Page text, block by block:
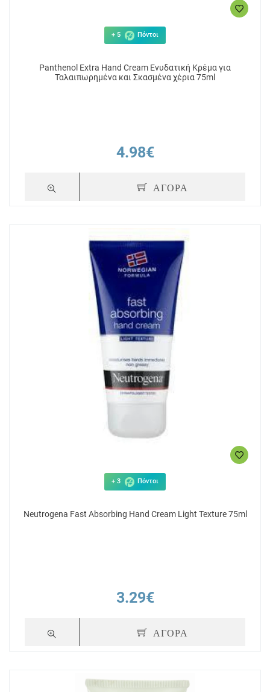
+ 5 Πόντοι
Panthenol Extra Hand Cream Ενυδατική Κρέμα για
Ταλαιπωρημένα και Σκασμένα χέρια 75ml
4.98€
ΑΓΟΡΑ
+ 3 Πόντοι
Neutrogena Fast Absorbing Hand Cream Light Texture 75ml
3.29€
ΑΓΟΡΑ